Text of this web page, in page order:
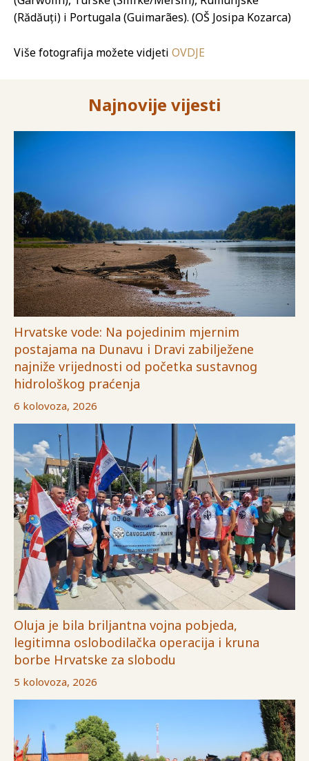
(Rădăuți) i Portugala (Guimarães). (OŠ Josipa Kozarca)
Više fotografija možete vidjeti OVDJE
Najnovije vijesti
Hrvatske vode: Na pojedinim mjernim
postajama na Dunavu i Dravi zabilježene
najniže vrijednosti od početka sustavnog
hidrološkog praćenja
6 kolovoza, 2026
Oluja je bila briljantna vojna pobjeda,
legitimna oslobodilačka operacija i kruna
borbe Hrvatske za slobodu
5 kolovoza, 2026